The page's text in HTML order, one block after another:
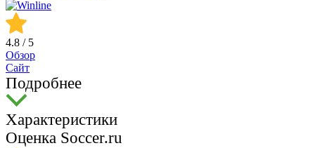
4.8 / 5
Обзор
Сайт
Подробнее
Характеристики
Оценка Soccer.ru